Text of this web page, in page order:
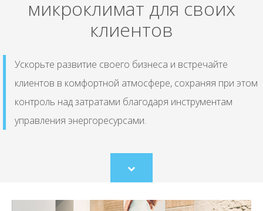
микроклимат для своих
клиентов
Ускорьте развитие своего бизнеса и встречайте
клиентов в комфортной атмосфере, сохраняя при этом
контроль над затратами благодаря инструментам
управления энергоресурсами.
Scroll
to